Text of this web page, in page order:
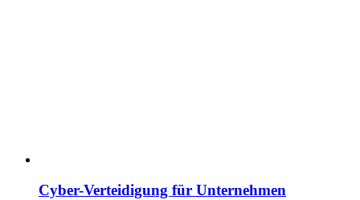
Cyber-Verteidigung für Unternehmen